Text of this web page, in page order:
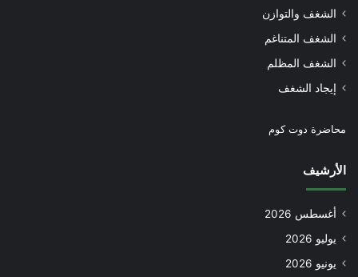
الشغف والتوازن
الشغف المتناغم
الشغف المظلم
إيجاد الشغف
محاضرة دوت كوم
الأرشيف
أغسطس 2026
يوليو 2026
يونيو 2026